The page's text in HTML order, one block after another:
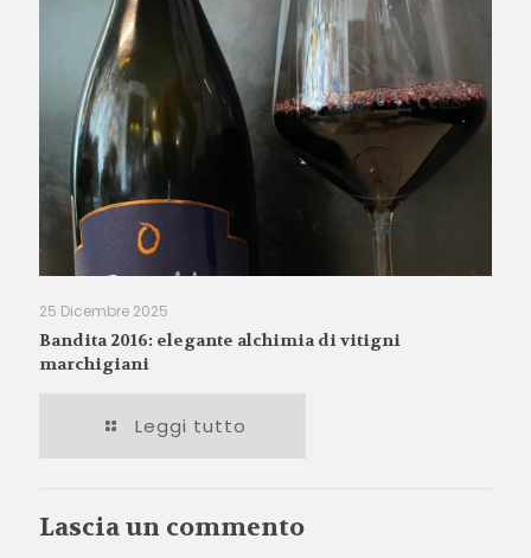
25 Dicembre 2025
Bandita 2016: elegante alchimia di vitigni
marchigiani
Leggi tutto
Lascia un commento